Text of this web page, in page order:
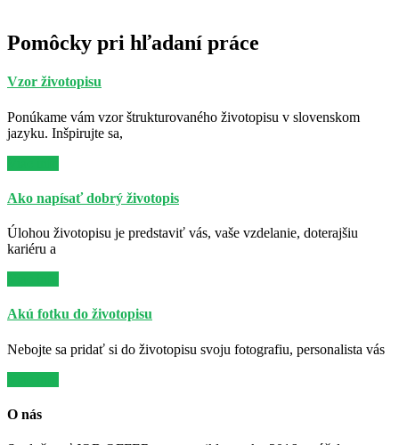
Pomôcky pri hľadaní práce
Vzor životopisu
Ponúkame vám vzor štrukturovaného životopisu v slovenskom
jazyku. Inšpirujte sa,
Ako napísať dobrý životopis
Úlohou životopisu je predstaviť vás, vaše vzdelanie, doterajšiu
kariéru a
Akú fotku do životopisu
Nebojte sa pridať si do životopisu svoju fotografiu, personalista vás
O nás